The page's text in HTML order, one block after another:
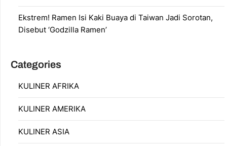
Ekstrem! Ramen Isi Kaki Buaya di Taiwan Jadi Sorotan,
Disebut ‘Godzilla Ramen’
Categories
KULINER AFRIKA
KULINER AMERIKA
KULINER ASIA